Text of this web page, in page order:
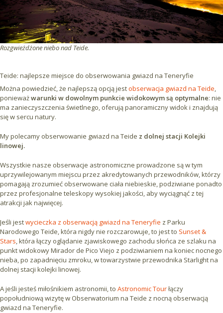
Rozgwieżdżone niebo nad Teide.
Teide: najlepsze miejsce do obserwowania gwiazd na Teneryfie
Można powiedzieć, że najlepszą opcją jestobserwacja gwiazd na Teide,
ponieważwarunki w dowolnym punkcie widokowym są optymalne: nie
ma zanieczyszczenia świetlnego, oferują panoramiczny widok i znajdują
się w sercu natury.
My polecamy obserwowanie gwiazd na Teide z dolnej stacji Kolejki
linowej.
Wszystkie nasze obserwacje astronomiczne prowadzone są w tym
uprzywilejowanym miejscu przez akredytowanych przewodników, którzy
pomagają zrozumieć obserwowane ciała niebieskie, podziwiane ponadto
przez profesjonalne teleskopy wysokiej jakości, aby wyciągnąć z tej
atrakcji jak najwięcej.
Jeśli jestwycieczka z obserwacją gwiazd na Teneryfie z Parku
Narodowego Teide, która nigdy nie rozczarowuje, to jest to Sunset &
Stars, która łączy oglądanie zjawiskowego zachodu słońca ze szlaku na
punkt widokowy Mirador de Pico Viejo z podziwianiem na koniec nocnego
nieba, po zapadnięciu zmroku, w towarzystwie przewodnika Starlight na
dolnej stacji kolejki linowej.
A jeśli jesteś miłośnikiem astronomii, to Astronomic Tourłączy
popołudniową wizytę w Obserwatorium na Teide z nocną obserwacją
gwiazd na Teneryfie.